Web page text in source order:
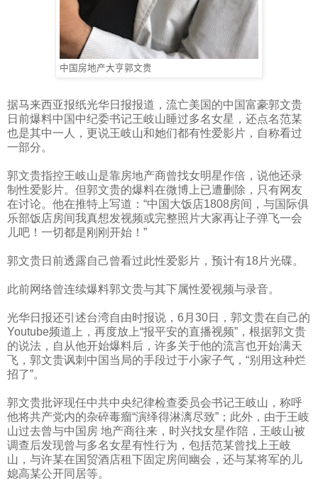
中国房地产大亨郭文贵
据马来西亚报纸光华日报报道，流亡美国的中国富豪郭文贵
日前爆料中国中纪委书记王岐山睡过多名女星，还点名范某
也是其中一人，更说王岐山和她们都有性爱影片，自称看过
一部分。
郭文贵指控王岐山是靠房地产商曾找女明星作倍，说他还录
制性爱影片。但郭文贵的爆料在微博上已遭删除，只有网友
在讨论。他在推特上写道：“中国大饭店1808房间，与国际俱
乐部饭店房间我真想发视频或完整照片大家再让子弹飞一会
儿吧！一切都是刚刚开始！”
郭文贵日前透露自己曾看过此性爱影片，预计有18片光碟。
此前网络曾连续爆料郭文贵与其下属性爱视频与录音。
光华日报还引述台湾自由时报说， 6 月 30日，郭文贵在自己的
Youtube频道上，再度放上“报平安的直播视频”，根据郭文贵
的说法，自从他开始爆料后，许多关于他的流言也开始满天
飞，郭文贵讽刺中国当局的手段过于小家子气，“别用这种烂
招了”。
郭文贵批评现任中共中央纪律检查委员会书记王岐山，称呼
他将共产党内的杂碎毒瘤“演绎得淋漓尽致”；此外，由于王岐
山过去曾与中国房 地产商往来，时兴找女星作陪，王岐山被
调查后发现曾与多名女星有性行为，包括范某曾找上王岐
山，与许某在国贸酒店租下固定房间幽会，还与某将军的儿
媳高某公开同居等。